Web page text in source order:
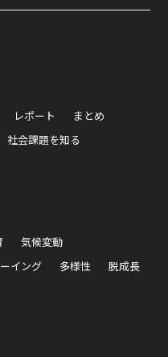
レポート
まとめ
社会課題を知る
気候変動
イング 多様性 脱成長